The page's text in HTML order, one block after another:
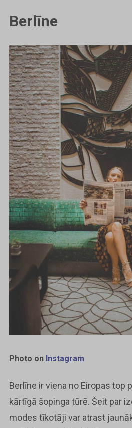
Berlīne
Photo on Instagram
Berlīne ir viena no Eiropas top
kārtīgā šopinga tūrē. Šeit par
modes tīkotāji var atrast